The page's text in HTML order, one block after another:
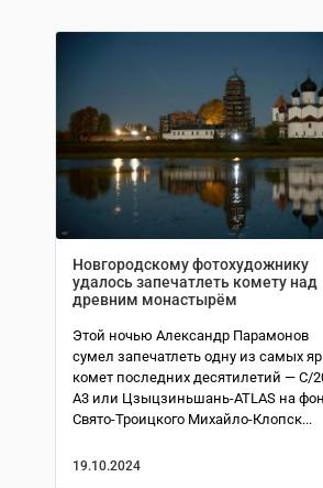
Новгородскому фотохудожнику
удалось запечатлеть комету над
древним монастырём
Этой ночью Александр Парамонов
сумел запечатлеть одну из самых
комет последних десятилетий — C/
A3 или Цзыцзиньшань-ATLAS на
Свято-Троицкого Михайло-Клопск...
19.10.2024